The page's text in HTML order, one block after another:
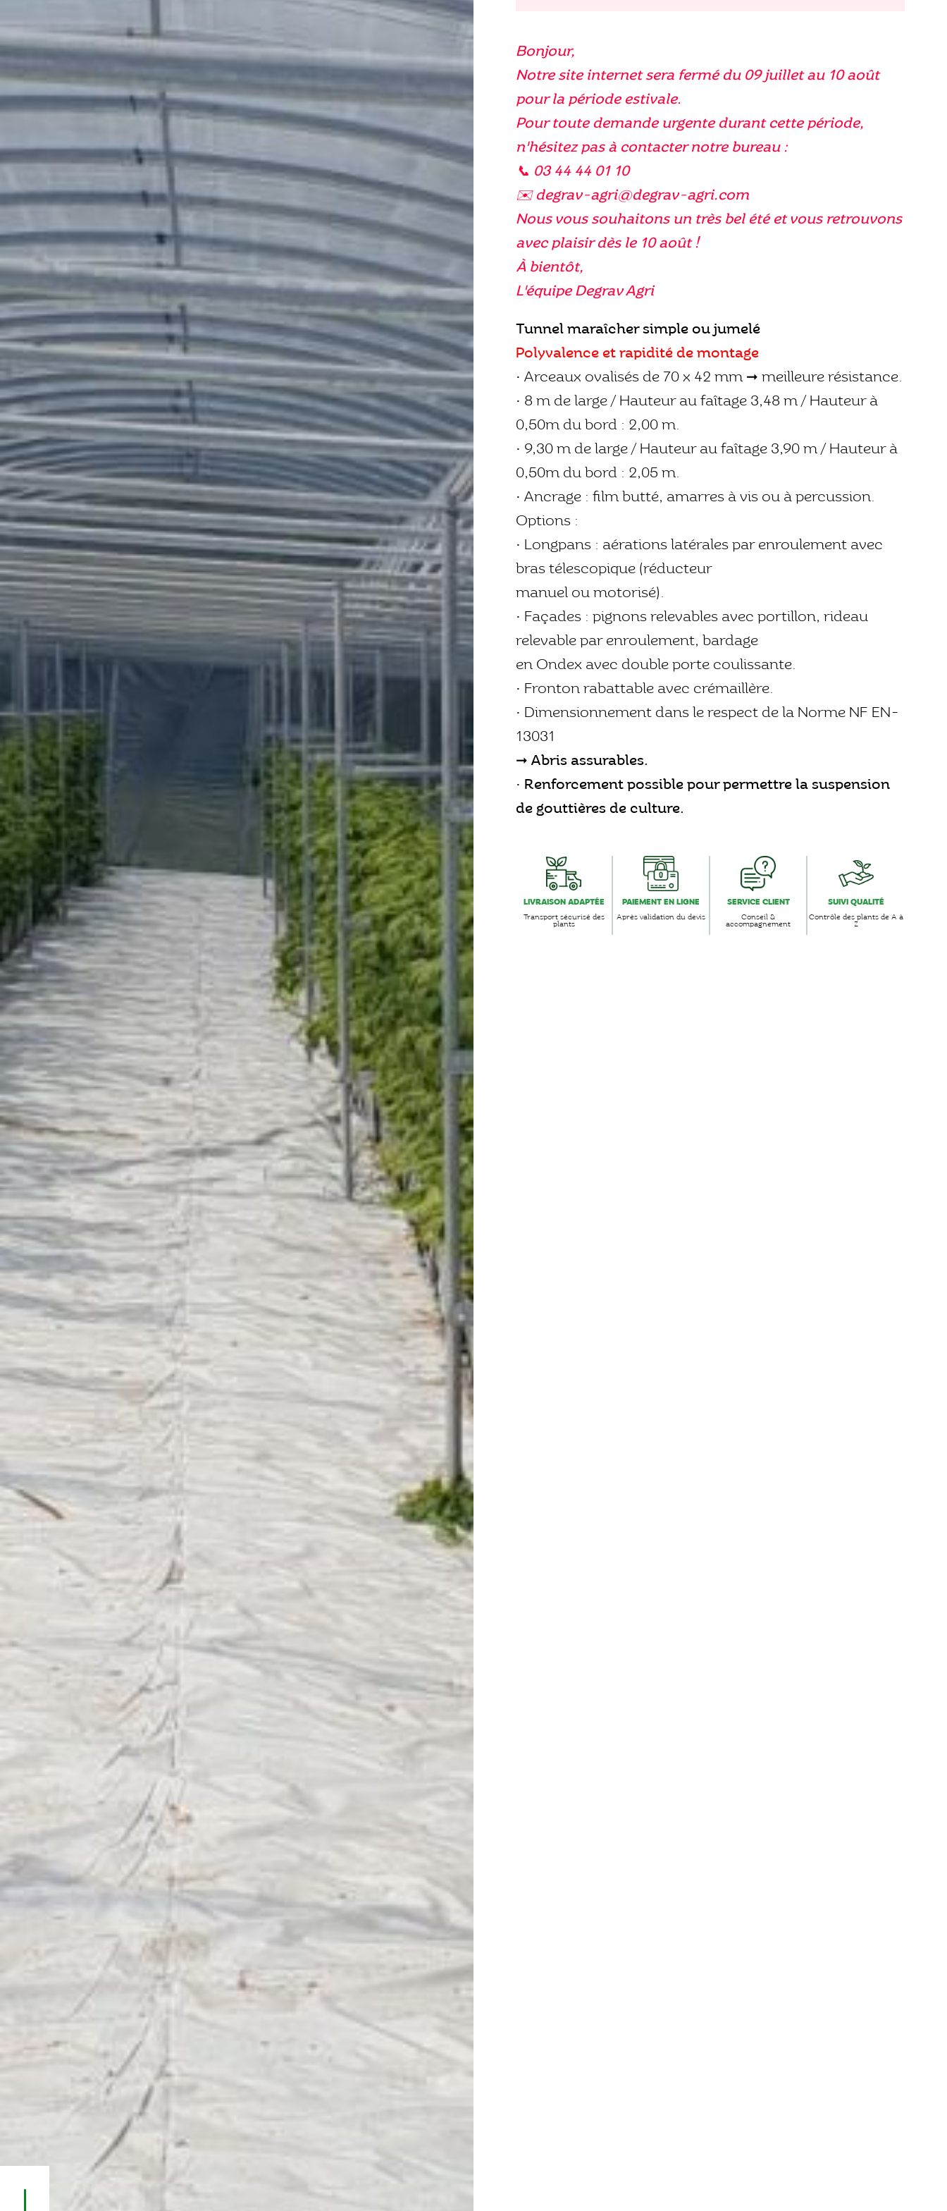
Bonjour,
Notre site internet sera fermé du 09 juillet au 10 août
pour la période estivale.
Pour toute demande urgente durant cette période,
n'hésitez pas à contacter notre bureau :
📞 03 44 44 01 10
✉️ degrav-agri@degrav-agri.com
Nous vous souhaitons un très bel été et vous retrouvons
avec plaisir dès le 10 août !
À bientôt,
L'équipe Degrav Agri
Tunnel maraîcher simple ou jumelé
Polyvalence et rapidité de montage
• Arceaux ovalisés de 70 x 42 mm ➞ meilleure résistance.
• 8 m de large / Hauteur au faîtage 3,48 m / Hauteur à
0,50m du bord : 2,00 m.
• 9,30 m de large / Hauteur au faîtage 3,90 m / Hauteur à
0,50m du bord : 2,05 m.
• Ancrage : film butté, amarres à vis ou à percussion.
Options :
• Longpans : aérations latérales par enroulement avec
bras télescopique (réducteur
manuel ou motorisé).
• Façades : pignons relevables avec portillon, rideau
relevable par enroulement, bardage
en Ondex avec double porte coulissante.
• Fronton rabattable avec crémaillère.
• Dimensionnement dans le respect de la Norme NF EN-
13031
➞ Abris assurables.
• Renforcement possible pour permettre la suspension
de gouttières de culture.
LIVRAISON ADAPTÉE
Transport sécurisé des
plants
PAIEMENT EN LIGNE
Après validation du devis
SERVICE CLIENT
Conseil &
accompagnement
SUIVI QUALITÉ
Contrôle des plants de A à
Z